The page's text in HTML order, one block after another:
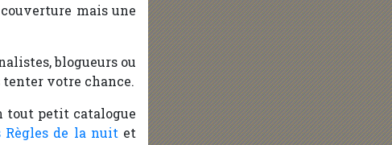
mais une
blogueurs ou
tenter votre chance.
tout petit catalogue
Règles de la nuit et